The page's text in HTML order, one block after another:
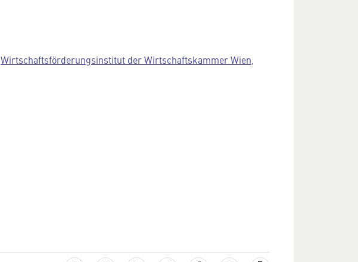
Wirtschaftsförderungsinstitut der Wirtschaftskammer Wien,